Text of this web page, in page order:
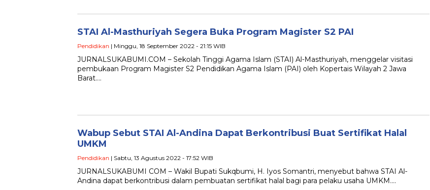
STAI Al-Masthuriyah Segera Buka Program Magister S2 PAI
Pendidikan | Minggu, 18 September 2022 - 21:15 WIB
JURNALSUKABUMI.COM – Sekolah Tinggi Agama Islam (STAI) Al-Masthuriyah, menggelar visitasi
pembukaan Program Magister S2 Pendidikan Agama Islam (PAI) oleh Kopertais Wilayah 2 Jawa
Barat….
Wabup Sebut STAI Al-Andina Dapat Berkontribusi Buat Sertifikat Halal
UMKM
Pendidikan | Sabtu, 13 Agustus 2022 - 17:52 WIB
JURNALSUKABUMI COM – Wakil Bupati Sukqbumi, H. Iyos Somantri, menyebut bahwa STAI Al-
Andina dapat berkontribusi dalam pembuatan sertifikat halal bagi para pelaku usaha UMKM….